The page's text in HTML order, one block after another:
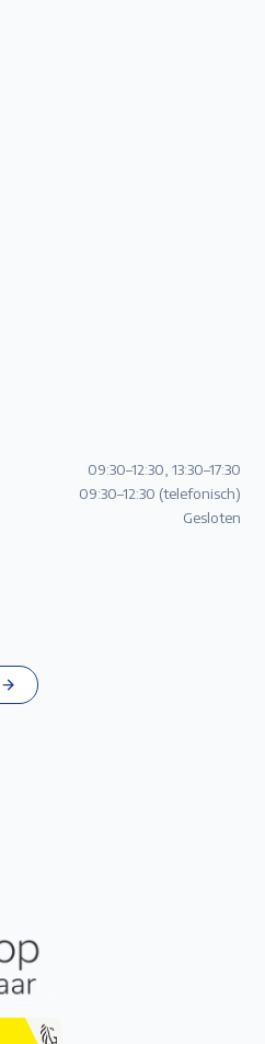
09:30–12:30, 13:30–17:30
09:30–12:30 (telefonisch)
Gesloten